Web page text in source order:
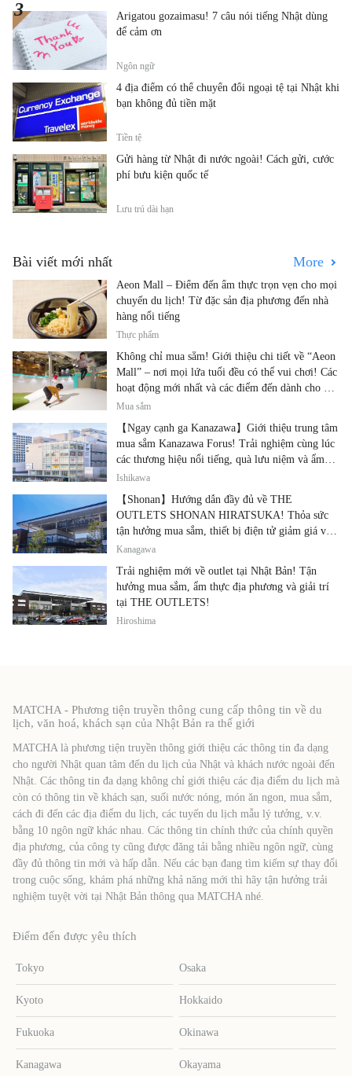
Arigatou gozaimasu! 7 câu nói tiếng Nhật dùng
để cảm ơn
Ngôn ngữ
4 địa điểm có thể chuyển đổi ngoại tệ tại Nhật khi
bạn không đủ tiền mặt
Tiền tệ
Gửi hàng từ Nhật đi nước ngoài! Cách gửi, cước
phí bưu kiện quốc tế
Lưu trú dài hạn
Bài viết mới nhất More
Aeon Mall – Điểm đến ẩm thực trọn vẹn cho mọi
chuyến du lịch! Từ đặc sản địa phương đến nhà
hàng nổi tiếng
Thực phẩm
Không chỉ mua sắm! Giới thiệu chi tiết về “Aeon
Mall” – nơi mọi lứa tuổi đều có thể vui chơi! Các
hoạt động mới nhất và các điểm đến dành cho gia
đình.
Mua sắm
【Ngay cạnh ga Kanazawa】Giới thiệu trung tâm
mua sắm Kanazawa Forus! Trải nghiệm cùng lúc
các thương hiệu nổi tiếng, quà lưu niệm và ẩm
thực địa phương
Ishikawa
【Shonan】Hướng dẫn đầy đủ về THE
OUTLETS SHONAN HIRATSUKA! Thỏa sức
tận hưởng mua sắm, thiết bị điện tử giảm giá và
ẩm thực địa phương tại cùng một địa điểm!
Kanagawa
Trải nghiệm mới về outlet tại Nhật Bản! Tận
hưởng mua sắm, ẩm thực địa phương và giải trí
tại THE OUTLETS!
Hiroshima
MATCHA - Phương tiện truyền thông cung cấp thông tin về du
lịch, văn hoá, khách sạn của Nhật Bản ra thế giới
MATCHA là phương tiện truyền thông giới thiệu các thông tin đa dạng
cho người Nhật quan tâm đến du lịch của Nhật và khách nước ngoài đến
Nhật. Các thông tin đa dạng không chỉ giới thiệu các địa điểm du lịch mà
còn có thông tin về khách sạn, suối nước nóng, món ăn ngon, mua sắm,
cách đi đến các địa điểm du lịch, các tuyến du lịch mẫu lý tưởng, v.v.
bằng 10 ngôn ngữ khác nhau. Các thông tin chính thức của chính quyền
địa phương, của công ty cũng được đăng tải bằng nhiều ngôn ngữ, cùng
đầy đủ thông tin mới và hấp dẫn. Nếu các bạn đang tìm kiếm sự thay đổi
trong cuộc sống, khám phá những khả năng mới thì hãy tận hưởng trải
nghiệm tuyệt vời tại Nhật Bản thông qua MATCHA nhé.
Điểm đến được yêu thích
Tokyo Osaka
Kyoto Hokkaido
Fukuoka Okinawa
Kanagawa Okayama